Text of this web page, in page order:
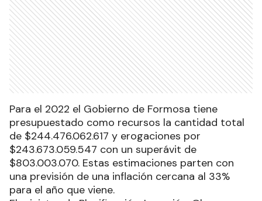
Para el 2022 el Gobierno de Formosa tiene
presupuestado como recursos la cantidad total
de $244.476.062.617 y erogaciones por
$243.673.059.547 con un superávit de
$803.003.070. Estas estimaciones parten con
una previsión de una inflación cercana al 33%
para el año que viene.